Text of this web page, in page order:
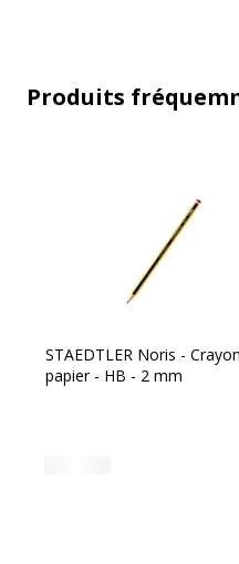
Produits
STAEDTLER Noris -
papier - HB - 2 mm